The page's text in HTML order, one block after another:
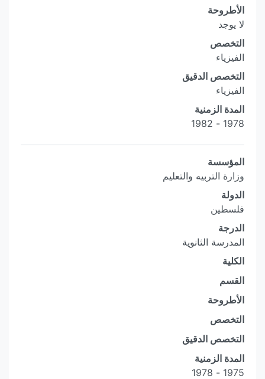
الأطروحة
لا يوجد
التخصص
الفيزياء
التخصص الدقيق
الفيزياء
المدة الزمنية
1978 - 1982
المؤسسة
وزارة التربيه والتعليم
الدولة
فلسطين
الدرجة
المدرسة الثانوية
الكلية
القسم
الأطروحة
التخصص
التخصص الدقيق
المدة الزمنية
1975 - 1978